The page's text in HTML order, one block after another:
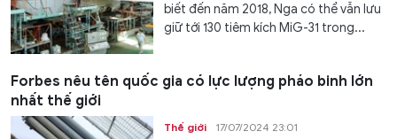
biết đến năm 2018, Nga có thể vẫn lưu
giữ tới 130 tiêm kích MiG-31 trong...
Forbes nêu tên quốc gia có lực lượng pháo binh lớn
nhất thế giới
Thế giới 17/07/2024 23:01